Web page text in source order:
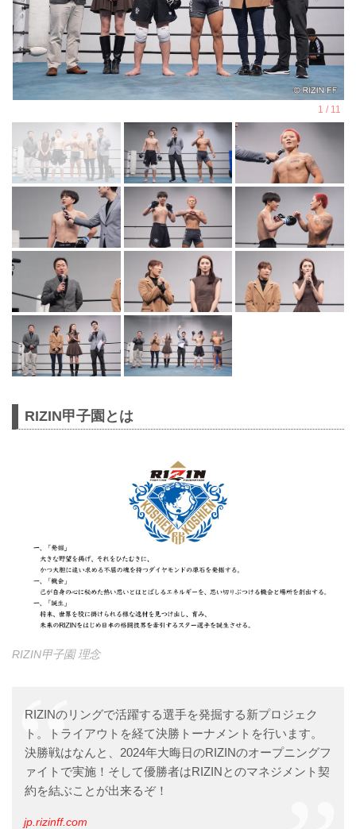
RIZIN甲子園とは
RIZIN甲子園 理念
RIZINのリングで活躍する選手を発掘する新プロジェク
ト。トライアウトを経て決勝トーナメントを行います。
決勝戦はなんと、2024年大晦日のRIZINのオープニングフ
ァイトで実施！そして優勝者はRIZINとのマネジメント契
約を結ぶことが出来るぞ！
jp.rizinff.com